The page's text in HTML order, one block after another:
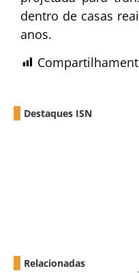
dentro de casas
anos.
Destaques ISN
Relacionadas